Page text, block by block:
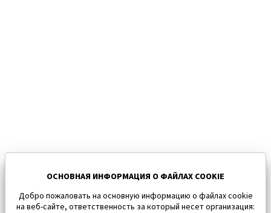
ОСНОВНАЯ ИНФОРМАЦИЯ О ФАЙЛАХ COOKIE
Добро пожаловать на основную информацию о файлах cookie
на веб-сайте, ответственность за который несет организация: